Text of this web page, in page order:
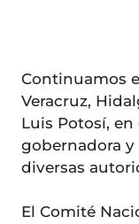
Continuamos
Veracruz,
Luis Potosí,
gobernadora y
diversas
El Comité